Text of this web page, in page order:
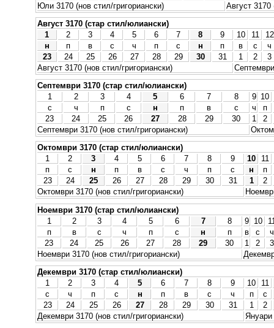
Юли 3170 (нов стил/григориански)
Август 3170
Август 3170 (стар стил/юлиански)
1
2 3 4 5 6 7 8 9 10 11
12
н
п в с ч п с н п в с
ч
23
24 25 26 27 28 29 30 31 1 2
3
Август 3170 (нов стил/григориански)
Септември 3170 (стар стил/юлиански)
1
2 3 4 5 6 7 8 9 10
с
ч п с н п в с ч
п
23
24 25 26 27 28 29 30 1
2
Септември 3170 (нов стил/григориански)
Октомври 3170 (стар стил/юлиански)
1
2 3 4 5 6 7 8 9 10
11
п
с н п в с ч п с н
п
23
24 25 26 27 28 29 30 31 1
2
Октомври 3170 (нов стил/григориански)
Ноември 3170 (стар стил/юлиански)
1
2 3 4 5 6 7 8 9 10
п
в с ч п с н п в с
ч
23
24 25 26 27 28 29 30 1 2
3
Ноември 3170 (нов стил/григориански)
Декември 3170 (стар стил/юлиански)
1
2 3 4 5 6 7 8 9 10
11
с
ч п с н п в с ч п
с
23
24 25 26 27 28 29 30 31 1
2
Декември 3170 (нов стил/григориански)
Януари